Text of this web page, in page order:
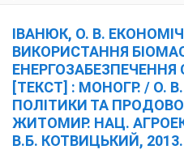
ІВАНЮК, О. В.
ВИКОРИСТАННЯ
ЕНЕРГОЗАБЕЗПЕЧЕННЯ
[ТЕКСТ] : МОНОГР. / О.
ПОЛІТИКИ ТА
ЖИТОМИР. НАЦ.
В.Б. КОТВИЦЬКИЙ,